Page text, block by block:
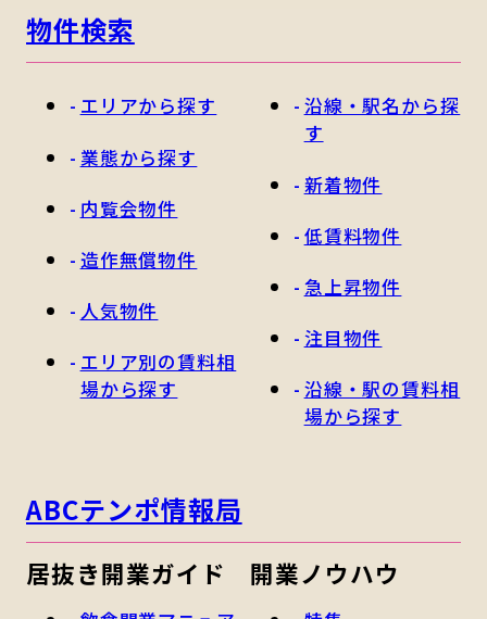
物件検索
エリアから探す
業態から探す
内覧会物件
造作無償物件
人気物件
エリア別の賃料相
場から探す
沿線・駅名から探
す
新着物件
低賃料物件
急上昇物件
注目物件
沿線・駅の賃料相
場から探す
ABCテンポ情報局
居抜き開業ガイド 開業ノウハウ